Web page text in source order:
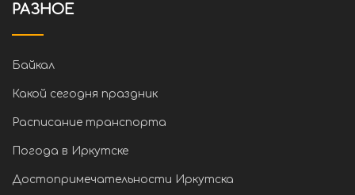
РАЗНОЕ
Байкал
Какой сегодня праздник
Расписание транспорта
Погода в Иркутске
Достопримечательности Иркутска